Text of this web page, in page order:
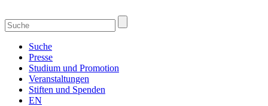
Suche
Presse
Studium und Promotion
Veranstaltungen
Stiften und Spenden
EN